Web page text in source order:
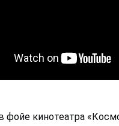
фойе кинотеатра